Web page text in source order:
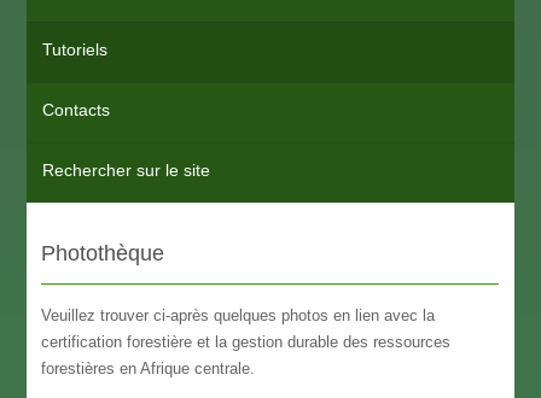
Tutoriels
Contacts
Rechercher sur le site
Photothèque
Veuillez trouver ci-après quelques photos en lien avec la
certification forestière et la gestion durable des ressources
forestières en Afrique centrale.